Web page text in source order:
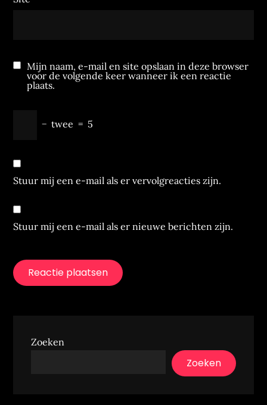
Mijn naam, e-mail en site opslaan in deze browser
voor de volgende keer wanneer ik een reactie
plaats.
− twee = 5
Stuur mij een e-mail als er vervolgreacties zijn.
Stuur mij een e-mail als er nieuwe berichten zijn.
Zoeken
Zoeken